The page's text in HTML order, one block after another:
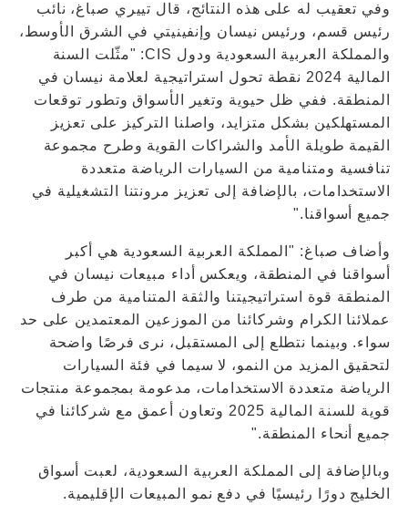
وفي تعقيب له على هذه النتائج، قال تييري صباغ، نائب
رئيس قسم، ورئيس نيسان وإنفينيتي في الشرق الأوسط،
والمملكة العربية السعودية ودول CIS: "مثّلت السنة
المالية 2024 نقطة تحول استراتيجية لعلامة نيسان في
المنطقة. ففي ظل حيوية وتغير الأسواق وتطور توقعات
المستهلكين بشكل متزايد، واصلنا التركيز على تعزيز
القيمة طويلة الأمد والشراكات القوية وطرح مجموعة
تنافسية ومتنامية من السيارات الرياضة متعددة
الاستخدامات، بالإضافة إلى تعزيز مرونتنا التشغيلية في
جميع أسواقنا."
وأضاف صباغ: "المملكة العربية السعودية هي أكبر
أسواقنا في المنطقة، ويعكس أداء مبيعات نيسان في
المنطقة قوة استراتيجيتنا والثقة المتنامية من طرف
عملائنا الكرام وشركائنا من الموزعين المعتمدين على حد
سواء. وبينما نتطلع إلى المستقبل، نرى فرصًا واضحة
لتحقيق المزيد من النمو، لا سيما في فئة السيارات
الرياضة متعددة الاستخدامات، مدعومة بمجموعة منتجات
قوية للسنة المالية 2025 وتعاون أعمق مع شركائنا في
جميع أنحاء المنطقة."
وبالإضافة إلى المملكة العربية السعودية، لعبت أسواق
الخليج دورًا رئيسيًا في دفع نمو المبيعات الإقليمية.